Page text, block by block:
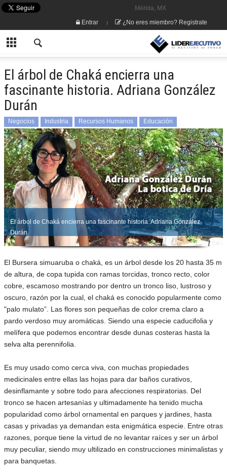
Mérida, MX
Entrar
¿No eres miembro? Registrate
El árbol de Chaká encierra una
fascinante historia. Adriana González
Durán
Negocios Industria Recursos Humanos Educación
El árbol de Chaká encierra una fascinante historia. Adriana González
Durán
El Bursera simuaruba o chaká, es un árbol desde los 20 hasta 35 m
de altura, de copa tupida con ramas torcidas, tronco recto, color
cobre, escamoso mostrando por dentro un tronco liso, lustroso y
oscuro, razón por la cual, el chaká es conocido popularmente como
"palo mulato”. Las flores son pequeñas de color crema claro a
pardo verdoso muy aromáticas. Siendo una especie caducifolia y
melífera que podemos encontrar desde dunas costeras hasta la
selva alta perennifolia.
Es muy usado como cerca viva, con muchas propiedades
medicinales entre ellas las hojas para dar baños curativos,
desinflamante y sobre todo para afecciones respiratorias. Del
tronco se hacen artesanías y ultimadamente ha tenido mucha
popularidad como árbol ornamental en parques y jardines, hasta
casas y privadas ya demandan esta enigmática especie. Entre otras
razones, porque tiene la virtud de no levantar raíces y ser un árbol
muy peculiar, siendo muy ultilizado en construcciones minimalistas y
para banquetas.